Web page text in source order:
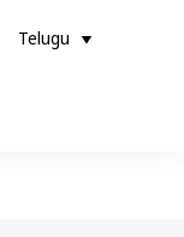
Telugu